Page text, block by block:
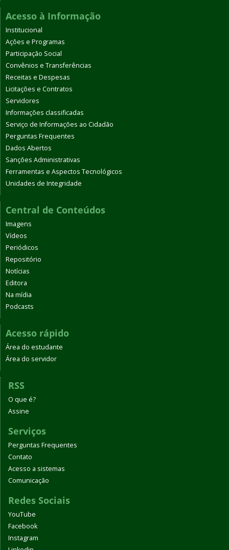
Acesso à Informação
Institucional
Ações e Programas
Participação Social
Convênios e Transferências
Receitas e Despesas
Licitações e Contratos
Servidores
Informações classificadas
Serviço de Informações ao Cidadão
Perguntas Frequentes
Dados Abertos
Sanções Administrativas
Ferramentas e Aspectos Tecnológicos
Unidades de Integridade
Central de Conteúdos
Imagens
Vídeos
Periódicos
Repositório
Notícias
Editora
Na mídia
Podcasts
Acesso rápido
Área do estudante
Área do servidor
RSS
O que é?
Assine
Serviços
Perguntas Frequentes
Contato
Acesso a sistemas
Comunicação
Redes Sociais
YouTube
Facebook
Instagram